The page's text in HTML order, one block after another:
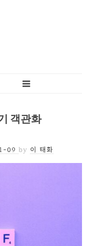
객관화
09 by 이 태화